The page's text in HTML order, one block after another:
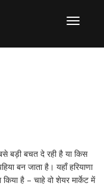
टॉगल
संचालित
बड़ी बचत दे रही है या किस
बन जाता है। यहाँ हरियाणा
है – चाहे वो शेयर मार्केट में